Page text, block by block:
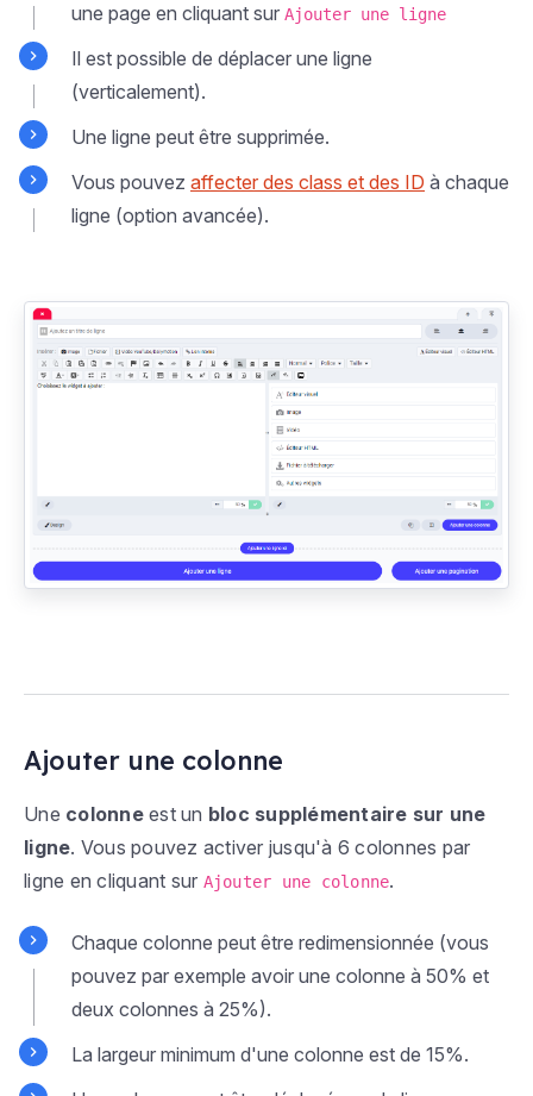
une page en cliquant sur Ajouter une ligne
Il est possible de déplacer une ligne
(verticalement).
Une ligne peut être supprimée.
Vous pouvez affecter des class et des ID à chaque
ligne (option avancée).
Ajouter une colonne
Une colonneest un bloc supplémentaire sur une
ligne. Vous pouvez activer jusqu'à 6 colonnes par
ligne en cliquant sur Ajouter une colonne.
Chaque colonne peut être redimensionnée (vous
pouvez par exemple avoir une colonne à 50% et
deux colonnes à 25%).
La largeur minimum d'une colonne est de 15%.